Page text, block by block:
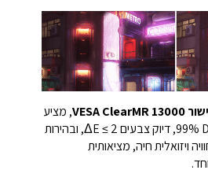
, מציע
כיסוי צבעים של ‎99%‎ DCI‑P3, דיוק צבעים ΔE ≤ 2, ובהירות
ויזואלית חיה, מציאותית